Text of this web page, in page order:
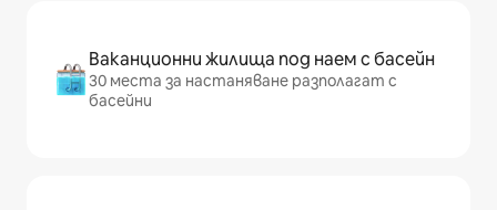
Ваканционни жилища под наем с басейн
30 места за настаняване разполагат с
басейни